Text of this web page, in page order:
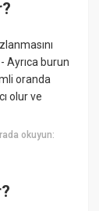
Ayrıca burun
oranda
olur ve
okuyun: